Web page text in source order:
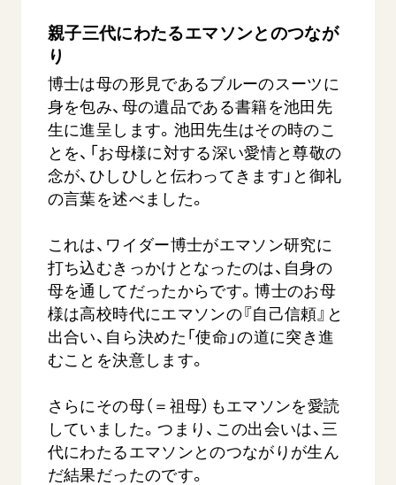
【被爆証言】母子で受け継ぐ「ナガサキの
心」 長崎県 吉岡加…
2026.08.09
証言 長崎
親子三代にわたるエマソンとのつなが
り
博士は母の形見であるブルーのスーツに
身を包み、母の遺品である書籍を池田先
生に進呈します。池田先生はその時のこ
とを、「お母様に対する深い愛情と尊敬の
念が、ひしひしと伝わってきます」と御礼
の言葉を述べました。
これは、ワイダー博士がエマソン研究に
打ち込むきっかけとなったのは、自身の
母を通してだったからです。博士のお母
様は高校時代にエマソンの『自己信頼』と
出合い、自ら決めた「使命」の道に突き進
むことを決意します。
さらにその母（＝祖母）もエマソンを愛読
していました。つまり、この出会いは、三
代にわたるエマソンとのつながりが生ん
だ結果だったのです。